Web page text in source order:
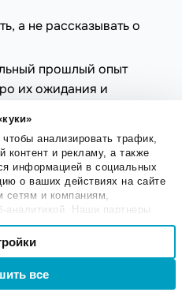
анализировать трафик,
контент и рекламу, а также
информацией в социальных
о ваших действиях на сайте
сетям и компаниям,
Наши партнеры
с предоставленной вами
которые они получили при
все
а не рассказывать о
прошлый опыт
их ожидания и
зрения, а не
одной.
сосредоточиться на